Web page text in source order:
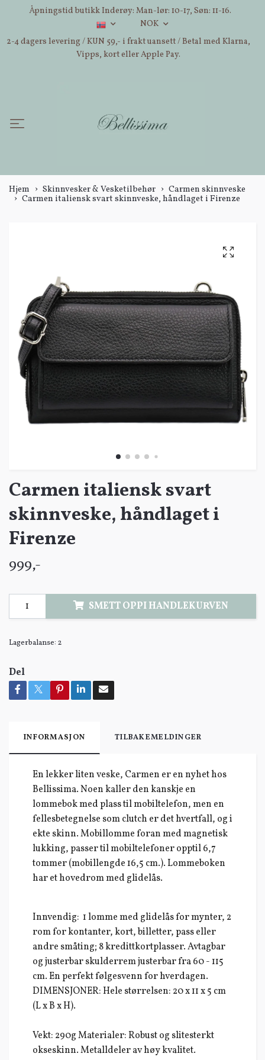
Åpningstid butikk Inderøy: Man-lør: 10-17, Søn: 11-16.
NOK
2-4 dagers levering / KUN 59,- i frakt uansett / Betal med Klarna,
Vipps, kort eller Apple Pay.
Hjem Skinnvesker & Vesketilbehør
Carmen skinnveske
Carmen italiensk svart skinnveske, håndlaget i Firenze
Carmen italiensk svart
skinnveske, håndlaget i
Firenze
999,-
SMETT OPPI HANDLEKURVEN
Lagerbalanse: 2
Del
INFORMASJON TILBAKEMELDINGER
En lekker liten veske, Carmen er en nyhet hos
Bellissima. Noen kaller den kanskje en
lommebok med plass til mobiltelefon, men en
fellesbetegnelse som clutch er det hvertfall, og i
ekte skinn. Mobillomme foran med magnetisk
lukking, passer til mobiltelefoner opptil 6,7
tommer (mobillengde 16,5 cm.). Lommeboken
har et hovedrom med glidelås.
Innvendig: 1 lomme med glidelås for mynter, 2
rom for kontanter, kort, billetter, pass eller
andre småting; 8 kredittkortplasser. Avtagbar
og justerbar skulderrem justerbar fra 60 - 115
cm. En perfekt følgesvenn for hverdagen.
DIMENSJONER: Hele størrelsen: 20 x 11 x 5 cm
(L x B x H).
Vekt: 290g Materialer: Robust og slitesterkt
okseskinn. Metalldeler av høy kvalitet.